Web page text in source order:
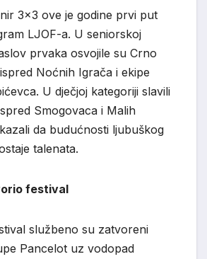
3×3 ove je godine prvi put
LJOF-a. U seniorskoj
prvaka osvojile su Crno
Noćnih Igrača i ekipe
U dječjoj kategoriji slavili
Smogovaca i Malih
da budućnosti ljubuškog
talenata.
festival
službeno su zatvoreni
Pancelot uz vodopad